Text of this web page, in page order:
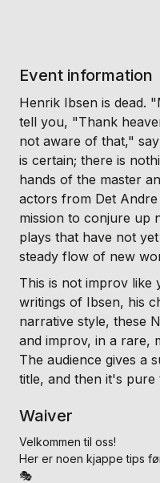
Event information
Henrik Ibsen is dead.
tell you, "Thank
not aware of that,"
is certain; there is
hands of the master
actors from Det
mission to conjure up
plays that have not
steady flow of new
This is not improv like
writings of Ibsen, his
narrative style, these
and improv, in a rare,
The audience gives a
title, and then it's pure
Waiver
Velkommen til oss!
Her er noen kjappe tips
🎭